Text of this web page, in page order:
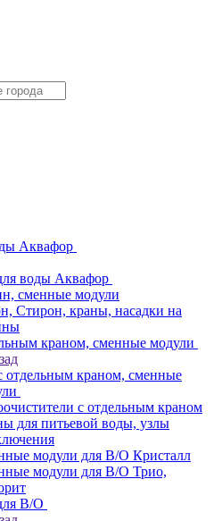
Аквафор
воды Аквафор
сменные модули
Стирон, краны, насадки на
краном, сменные модули
отдельным краном, сменные
с отдельным краном
для питьевой воды, узлы
модули для В/О Кристалл
модули для В/О Трио,
В/О